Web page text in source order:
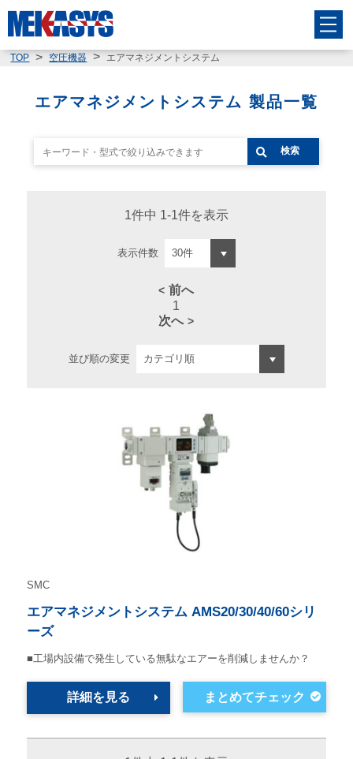
TOP 空圧機器 エアマネジメントシステム
エアマネジメントシステム 製品一覧
検索
1件中 1-1件を表示
表示件数
前へ
1
次へ
並び順の変更
SMC
エアマネジメントシステム AMS20/30/40/60シリ
ーズ
■工場内設備で発生している無駄なエアーを削減しませんか？
詳細を見る